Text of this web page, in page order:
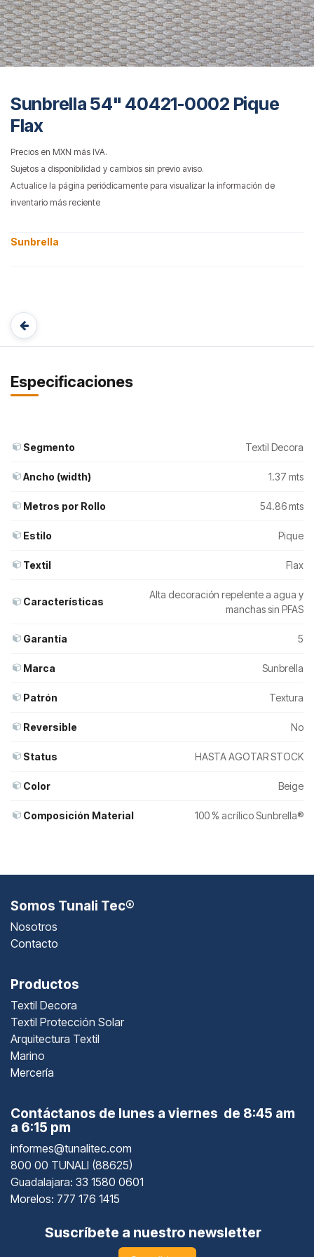
Sunbrella 54" 40421-0002 Pique
Flax
Precios en MXN más IVA.
Sujetos a disponibilidad y cambios sin previo aviso.
Actualice la página periódicamente para visualizar la información de
inventario más reciente
Sunbrella
Especificaciones
Segmento Textil Decora
Ancho (width) 1.37 mts
Metros por Rollo 54.86 mts
Estilo Pique
Textil Flax
Características
Alta decoración repelente a agua y
manchas sin PFAS
Garantía 5
Marca Sunbrella
Patrón Textura
Reversible No
Status HASTA AGOTAR STOCK
Color Beige
Composición Material 100 % acrílico Sunbrella®
Somos Tunali Tec®
Nosotros
Contacto
Productos
Textil Decora
Textil Protección Solar
Arquitectura Textil
Marino
Mercería
Contáctanos de lunes a viernes de 8:45 am
a 6:15 pm
informes@tunalitec.com
800 00 TUNALI (88625)
Guadalajara: 33 1580 0601
Morelos: 777 176 1415
Suscríbete a nuestro newsletter